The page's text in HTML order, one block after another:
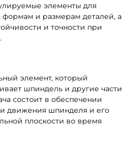
элементы для
и размерам деталей, а
и точности при
элемент, который
шпиндель и другие части
состоит в обеспечении
движения шпинделя и его
плоскости во время